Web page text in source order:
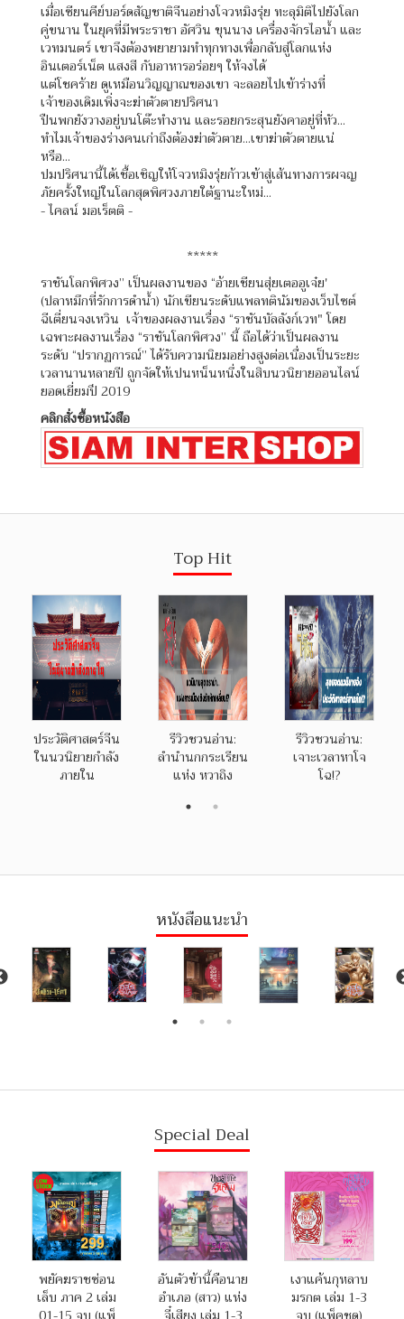
เมื่อเซียนคีย์บอร์ดสัญชาติจีนอย่างโจวหมิงรุ่ย ทะลุมิติไปยังโลก
คู่ขนาน ในยุคที่มีพระราชา อัศวิน ขุนนาง เครื่องจักรไอน้ำ และ
เวทมนตร์ เขาจึงต้องพยายามทำทุกทางเพื่อกลับสู่โลกแห่ง
อินเตอร์เน็ต แสงสี กับอาหารอร่อยๆ ให้จงได้
แต่โชคร้าย ดูเหมือนวิญญาณของเขา จะลอยไปเข้าร่างที่
เจ้าของเดิมเพิ่งจะฆ่าตัวตายปริศนา
ปืนพกยังวางอยู่บนโต๊ะทำงาน และรอยกระสุนยังคาอยู่ที่หัว...
ทำไมเจ้าของร่างคนเก่าถึงต้องฆ่าตัวตาย...เขาฆ่าตัวตายแน่
หรือ...
ปมปริศนานี้ได้เชื้อเชิญให้โจวหมิงรุ่ยก้าวเข้าสู่เส้นทางการผจญ
ภัยครั้งใหญ่ในโลกสุดพิศวงภายใต้ฐานะใหม่...
- ไคลน์ มอเร็ตติ -
*****
ราชันโลกพิศวง” เป็นผลงานของ “อ้ายเชียนสุ่ยเตออูเจ๋ย'
(ปลาหมึกที่รักการดำน้ำ) นักเขียนระดับแพลทตินัมของเว็บไซต์
ฉีเตี่ยนจงเหวิน เจ้าของผลงานเรื่อง “ราชันบัลลังก์เวท" โดย
เฉพาะผลงานเรื่อง “ราชันโลกพิศวง” นี้ ถือได้ว่าเป็นผลงาน
ระดับ “ปรากฏการณ์” ได้รับความนิยมอย่างสูงต่อเนื่องเป็นระยะ
เวลานานหลายปี ถูกจัดให้เปนหน็นหนึ่งในสิบนวนิยายออนไลน์
ยอดเยี่ยมปึ 2019
คลิกสั่งซื้อหนังสือ
Top Hit
ประวัติศาสตร์จีน
ในนวนิยายกำลัง
ภายใน
รีวิวชวนอ่าน:
ลำนำนกกระเรียน
แห่ง หวาถิง
รีวิวชวนอ่าน:
เจาะเวลาหาโจ
โฉ!?
หนังสือแนะนำ
Special Deal
พยัคฆราชซ่อน
เล็บ ภาค 2 เล่ม
อันตัวข้านี้คือนาย
อำเภอ (สาว) แห่ง
เงาแค้นกุหลาบ
มรกต เล่ม 1-3